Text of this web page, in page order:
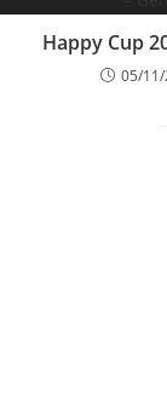
Happy Cup
05/